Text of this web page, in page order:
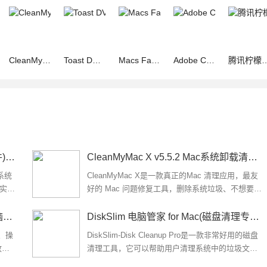
CleanMyMac 4 X for Mac v4.15.6 直装特别版 附安装教程 Toast DVD for mac(光盘刻录软件) V1.5 苹果电脑版 Macs Fan Control for Mac V1.5.14 苹果电脑版 系统监视和控制系 Adobe Creative Cloud Cleaner Tool for Mac v4.3.0.434 苹果电 腾讯柠檬清理(Mac系统清理软件) for Mac v5.3.0 苹果电脑版
赤友DiskGeeker for mac(磁盘管理软件) v4.1 苹果电脑版
统
时
CleanMyMac X v5.5.2 Mac系统卸载清理工具(兼容M1/M2/M3)
CleanMyMac X是一款真正的Mac 清理应用，最友
好的 Mac 问题修复工具，删除系统垃圾、不想要的
OSXBytes Remove-It for Mac(Mac电脑清理工具) v1.4.1 苹果电脑版
操
DiskSlim 电脑管家 for Mac(磁盘清理专业版) v10.1.6 中文免费版
DiskSlim-Disk Cleanup Pro是一款非常好用的磁盘
清理工具，它可以帮助用户清理系统中的垃圾文